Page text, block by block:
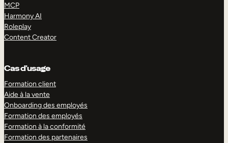
MCP
Harmony AI
Roleplay
Content Creator
Cas d’usage
Formation client
Aide à la vente
Onboarding des employés
Formation des employés
Formation à la conformité
Formation des partenaires